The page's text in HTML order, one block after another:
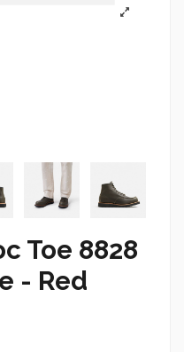
Toe 8828
- Red